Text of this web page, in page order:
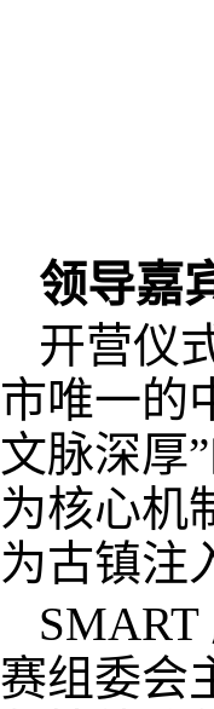
领导嘉
开营仪
市唯一的
文脉深厚
为核心机
为古镇注
赛组委会